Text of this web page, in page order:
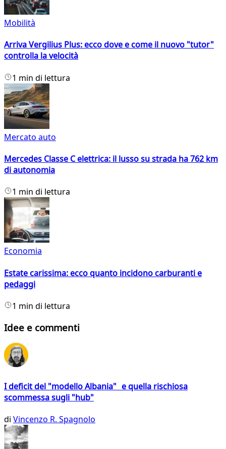
Mobilità
Arriva Vergilius Plus: ecco dove e come il nuovo "tutor"
controlla la velocità
1 min di lettura
Mercato auto
Mercedes Classe C elettrica: il lusso su strada ha 762 km
di autonomia
1 min di lettura
Economia
Estate carissima: ecco quanto incidono carburanti e
pedaggi
1 min di lettura
Idee e commenti
I deficit del "modello Albania" e quella rischiosa
scommessa sugli "hub"
di Vincenzo R. Spagnolo